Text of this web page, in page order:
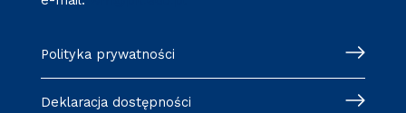
Polityka prywatności
Deklaracja dostępności